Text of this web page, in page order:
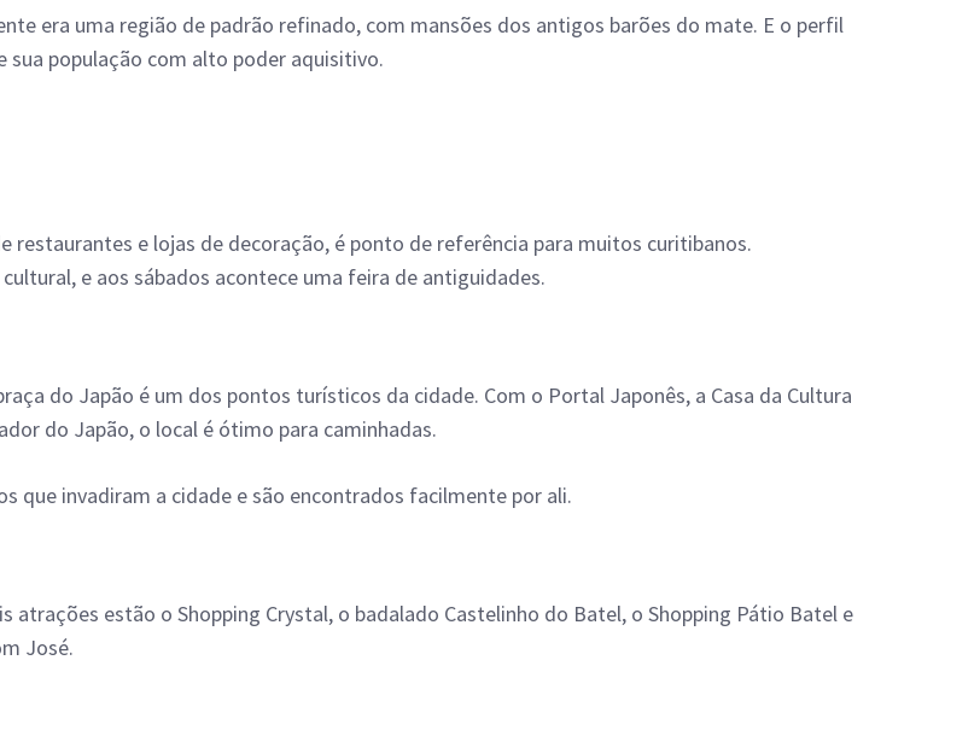
era uma região de padrão refinado, com mansões dos antigos barões do mate. E o perfil
sua população com alto poder aquisitivo.
restaurantes e lojas de decoração, é ponto de referência para muitos curitibanos.
e aos sábados acontece uma feira de antiguidades.
do Japão é um dos pontos turísticos da cidade. Com o Portal Japonês, a Casa da Cultura
do Japão, o local é ótimo para caminhadas.
que invadiram a cidade e são encontrados facilmente por ali.
atrações estão o Shopping Crystal, o badalado Castelinho do Batel, o Shopping Pátio Batel e
José.